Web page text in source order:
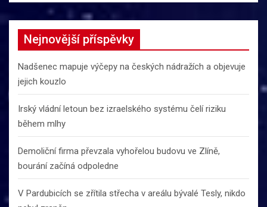
Nejnovější příspěvky
Nadšenec mapuje výčepy na českých nádražích a objevuje
jejich kouzlo
Irský vládní letoun bez izraelského systému čelí riziku
během mlhy
Demoliční firma převzala vyhořelou budovu ve Zlíně,
bourání začíná odpoledne
V Pardubicích se zřítila střecha v areálu bývalé Tesly, nikdo